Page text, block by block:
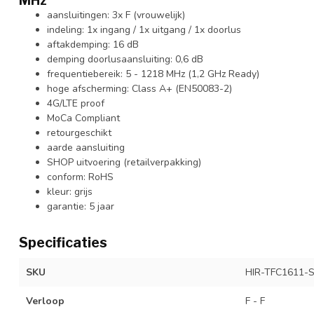
aansluitingen: 3x F (vrouwelijk)
indeling: 1x ingang / 1x uitgang / 1x doorlus
aftakdemping: 16 dB
demping doorlusaansluiting: 0,6 dB
frequentiebereik: 5 - 1218 MHz (1,2 GHz Ready)
hoge afscherming: Class A+ (EN50083-2)
4G/LTE proof
MoCa Compliant
retourgeschikt
aarde aansluiting
SHOP uitvoering (retailverpakking)
conform: RoHS
kleur: grijs
garantie: 5 jaar
Specificaties
SKU HIR-TFC1611-
Verloop F - F